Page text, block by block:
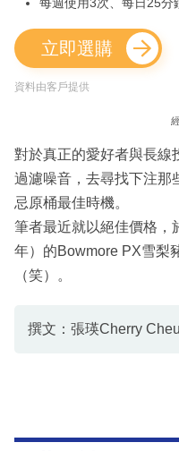
立即選購
資料由客戶提供
對於真正的愛好者與長線
過濾噪音，去尋找下注那
忌原桶最佳時機。
筆者最近就以絕佳價格，
年）的Bowmore PX雪梨
（笑）。
撰文：張瑛Cherry